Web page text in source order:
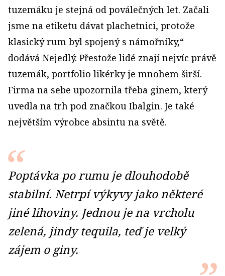
tuzemáku je stejná od poválečných let. Začali
jsme na etiketu dávat plachetnici, protože
klasický rum byl spojený s námořníky,“
dodává Nejedlý. Přestože lidé znají nejvíc právě
tuzemák, portfolio likérky je mnohem širší.
Firma na sebe upozornila třeba ginem, který
uvedla na trh pod značkou Ibalgin. Je také
největším výrobce absintu na světě.
Poptávka po rumu je dlouhodobě
stabilní. Netrpí výkyvy jako některé
jiné lihoviny. Jednou je na vrcholu
zelená, jindy tequila, teď je velký
zájem o giny.